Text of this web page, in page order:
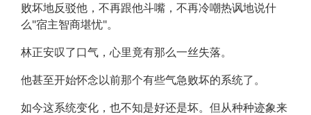
败坏地反驳他，不再跟他斗嘴，不再冷嘲热讽地说什
么"宿主智商堪忧"。
林正安叹了口气，心里竟有那么一丝失落。
他甚至开始怀念以前那个有些气急败坏的系统了。
如今这系统变化，也不知是好还是坏。但从种种迹象来